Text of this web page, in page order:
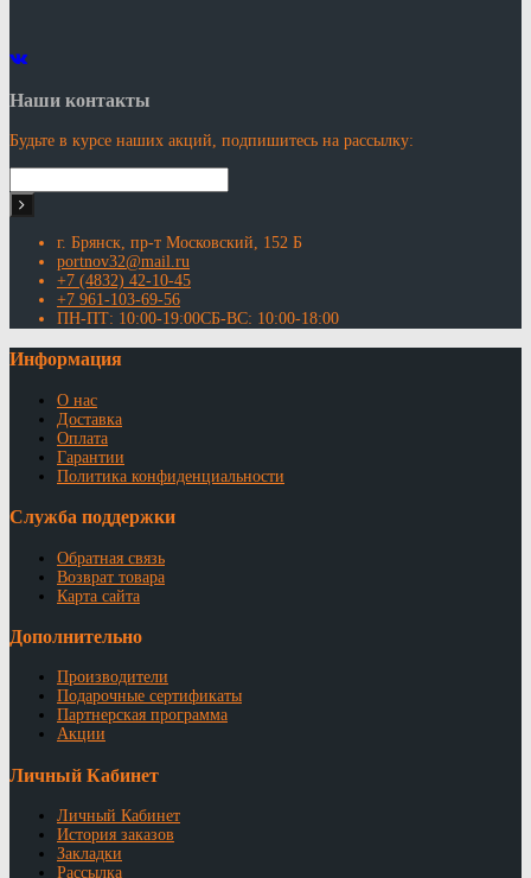
Наши контакты
Будьте в курсе наших акций, подпишитесь на рассылку:
г. Брянск, пр-т Московский, 152 Б
portnov32@mail.ru
+7 (4832) 42-10-45
+7 961-103-69-56
ПН-ПТ: 10:00-19:00СБ-ВС: 10:00-18:00
Информация
О нас
Доставка
Оплата
Гарантии
Политика конфиденциальности
Служба поддержки
Обратная связь
Возврат товара
Карта сайта
Дополнительно
Производители
Подарочные сертификаты
Партнерская программа
Акции
Личный Кабинет
Личный Кабинет
История заказов
Закладки
Рассылка